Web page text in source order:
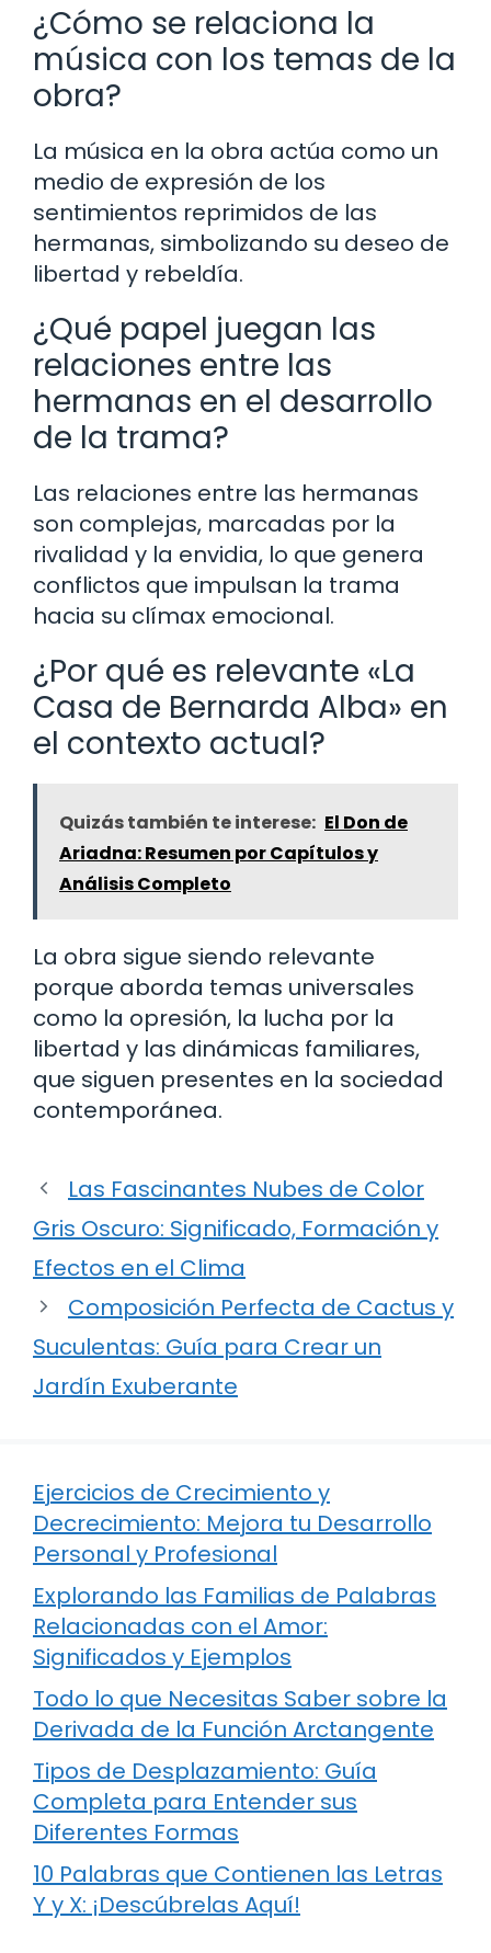
¿Cómo se relaciona la
música con los temas de la
obra?
La música en la obra actúa como un
medio de expresión de los
sentimientos reprimidos de las
hermanas, simbolizando su deseo de
libertad y rebeldía.
¿Qué papel juegan las
relaciones entre las
hermanas en el desarrollo
de la trama?
Las relaciones entre las hermanas
son complejas, marcadas por la
rivalidad y la envidia, lo que genera
conflictos que impulsan la trama
hacia su clímax emocional.
¿Por qué es relevante «La
Casa de Bernarda Alba» en
el contexto actual?
Quizás también te interese: El Don de
Ariadna: Resumen por Capítulos y
Análisis Completo
La obra sigue siendo relevante
porque aborda temas universales
como la opresión, la lucha por la
libertad y las dinámicas familiares,
que siguen presentes en la sociedad
contemporánea.
Las Fascinantes Nubes de Color
Gris Oscuro: Significado, Formación y
Efectos en el Clima
Composición Perfecta de Cactus y
Suculentas: Guía para Crear un
Jardín Exuberante
Ejercicios de Crecimiento y
Decrecimiento: Mejora tu Desarrollo
Personal y Profesional
Explorando las Familias de Palabras
Relacionadas con el Amor:
Significados y Ejemplos
Todo lo que Necesitas Saber sobre la
Derivada de la Función Arctangente
Tipos de Desplazamiento: Guía
Completa para Entender sus
Diferentes Formas
10 Palabras que Contienen las Letras
Y y X: ¡Descúbrelas Aquí!